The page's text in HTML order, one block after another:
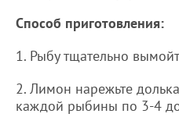
Способ приготовления:
1. Рыбу тщательно
2. Лимон нарежьте
каждой рыбины по 3-4